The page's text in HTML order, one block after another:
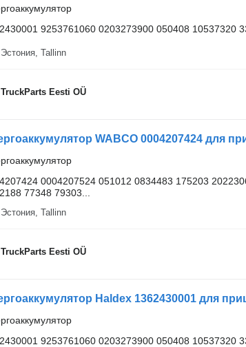
9253761060 0203273900 050408 10537320
Эстония, Tallinn
TruckParts Eesti OÜ
WABCO 0004207424 для
0004207524 051012 0834483 175203
77348 79303...
Эстония, Tallinn
TruckParts Eesti OÜ
Haldex 1362430001 для
9253761060 0203273900 050408 10537320